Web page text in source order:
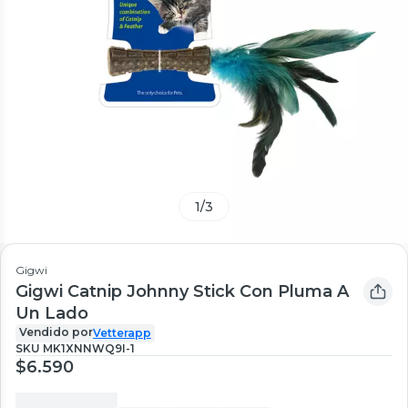
1/3
Gigwi
Gigwi Catnip Johnny Stick Con Pluma A
Un Lado
Vendido porVetterapp
SKU MK1XNNWQ9I-1
$6.590